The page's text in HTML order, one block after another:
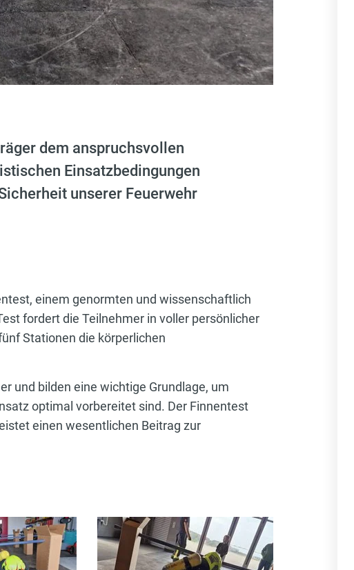
dem anspruchsvollen
Einsatzbedingungen
unserer Feuerwehr
einem genormten und wissenschaftlich
fordert die Teilnehmer in voller persönlicher
Stationen die körperlichen
und bilden eine wichtige Grundlage, um
optimal vorbereitet sind. Der Finnentest
einen wesentlichen Beitrag zur